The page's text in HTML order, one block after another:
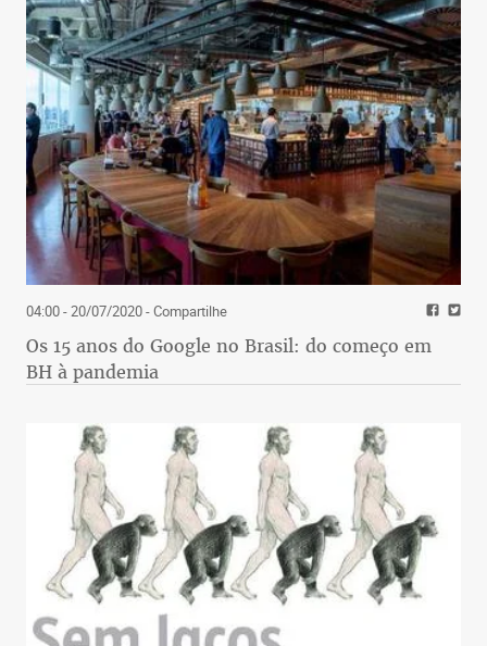
04:00 - 20/07/2020- Compartilhe
Os 15 anos do Google no Brasil: do começo em
BH à pandemia